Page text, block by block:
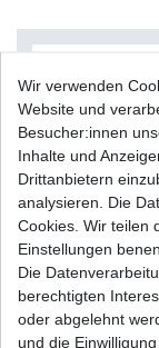
Filter
Wir verwenden
Website und
Besucher:innen
Inhalte und
Drittanbietern
analysieren. Die
Cookies. Wir teilen
Einstellungen
Die
berechtigten
oder abgelehnt
und die